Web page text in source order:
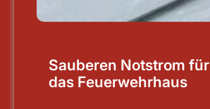
Sauberen Notstrom für
das Feuerwehrhaus